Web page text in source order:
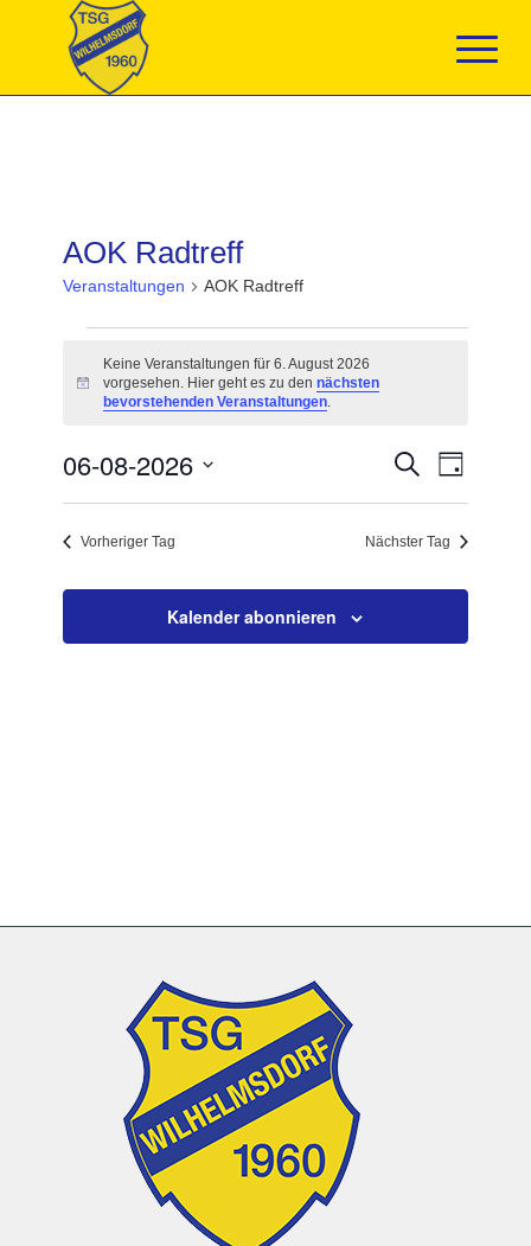
AOK Radtreff
Veranstaltungen AOK Radtreff
6.
August
Hinweis
Keine Veranstaltungen für 6. August 2026
vorgesehen. Hier geht es zu dennächsten
bevorstehenden Veranstaltungen.
Suche
und
Navigation
Suche
Tag
06-08-2026
Vorheriger Tag
Nächster Tag
Kalender abonnieren